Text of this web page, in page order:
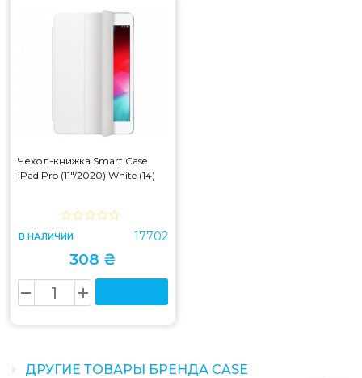
Чехол-книжка Smart Case
iPad Pro (11"/2020) White (14)
В НАЛИЧИИ 17702
308 ₴
ДРУГИЕ ТОВАРЫ БРЕНДА CASE